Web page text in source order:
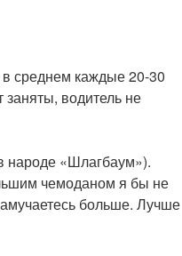
среднем каждые 20-30
заняты, водитель не
народе «Шлагбаум»).
чемоданом я бы не
больше. Лучше